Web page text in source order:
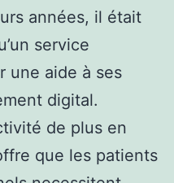
années, il était
service
une aide à ses
digital.
de plus en
que les patients